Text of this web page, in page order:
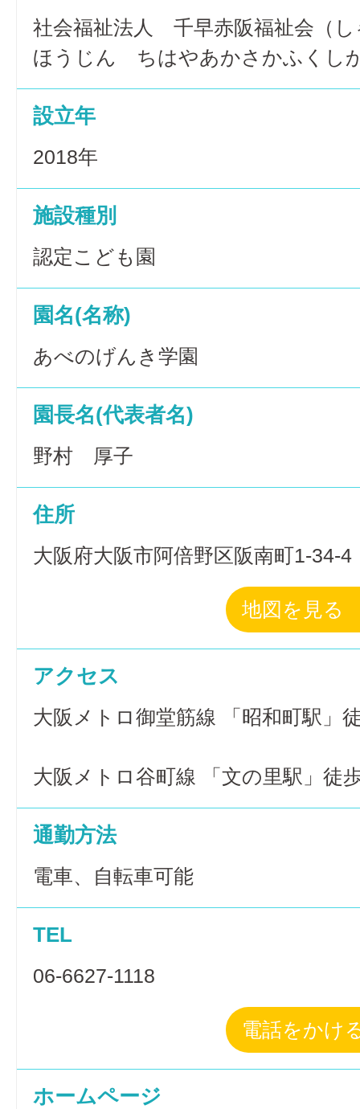
社会福祉法人 千早赤阪福祉会（
ほうじん ちはやあかさかふくし
設立年
2018年
施設種別
認定こども園
園名(名称)
あべのげんき学園
園長名(代表者名)
野村 厚子
住所
大阪府大阪市阿倍野区阪南町1-34-4
地図を見る
アクセス
大阪メトロ御堂筋線 「昭和町駅」
大阪メトロ谷町線 「文の里駅」徒
通勤方法
電車、自転車可能
TEL
06-6627-1118
電話をかけ
ホームページ